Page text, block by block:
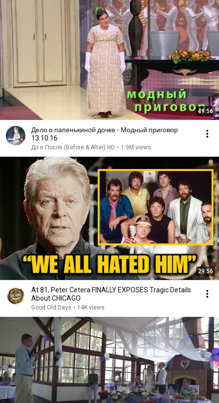
49:56
Дело о папенькиной дочке - Модный приговор
13.10.16
До и После (Before & After) HD • 1.9M views
29:56
At 81, Peter Cetera FINALLY EXPOSES Tragic Details
About CHICAGO
Good Old Days • 14K views